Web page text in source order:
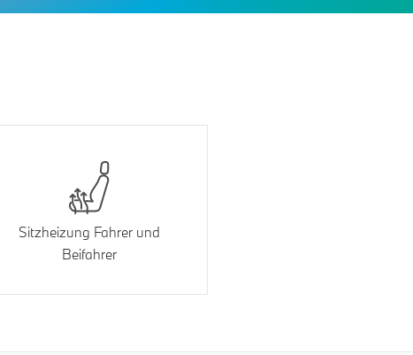
Sitzheizung Fahrer und
Beifahrer